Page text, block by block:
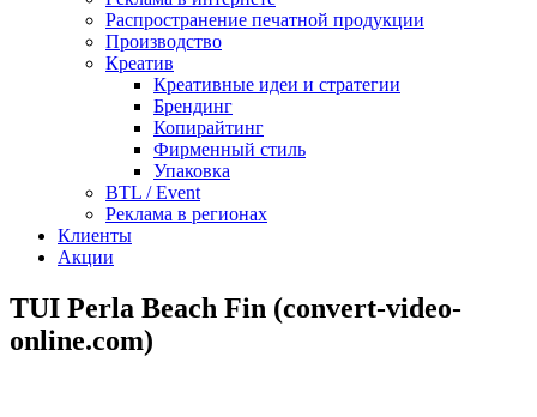
Распространение печатной продукции
Производство
Креатив
Креативные идеи и стратегии
Брендинг
Копирайтинг
Фирменный стиль
Упаковка
BTL / Event
Реклама в регионах
Клиенты
Акции
TUI Perla Beach Fin (convert-video-
online.com)